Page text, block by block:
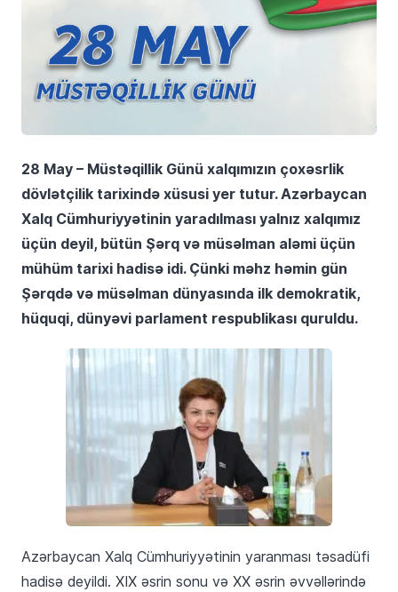
28 May – Müstəqillik Günü xalqımızın çoxəsrlik
dövlətçilik tarixində xüsusi yer tutur. Azərbaycan
Xalq Cümhuriyyətinin yaradılması yalnız xalqımız
üçün deyil, bütün Şərq və müsəlman aləmi üçün
mühüm tarixi hadisə idi. Çünki məhz həmin gün
Şərqdə və müsəlman dünyasında ilk demokratik,
hüquqi, dünyəvi parlament respublikası quruldu.
Azərbaycan Xalq Cümhuriyyətinin yaranması təsadüfi
hadisə deyildi. XIX əsrin sonu və XX əsrin əvvəllərində